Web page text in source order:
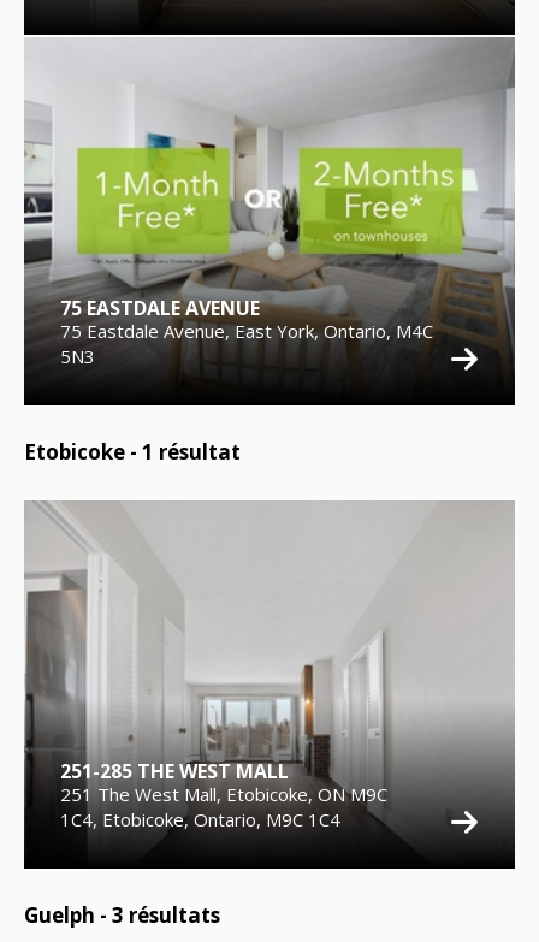
75 EASTDALE AVENUE
75 Eastdale Avenue, East York, Ontario, M4C
5N3
Etobicoke - 1 résultat
251-285 THE WEST MALL
251 The West Mall, Etobicoke, ON M9C
1C4, Etobicoke, Ontario, M9C 1C4
Guelph - 3 résultats